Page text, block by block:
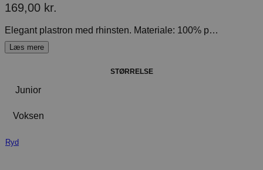
169,00 kr.
Elegant plastron med rhinsten. Materiale: 100% polyester
STØRRELSE
Junior
Voksen
Ryd